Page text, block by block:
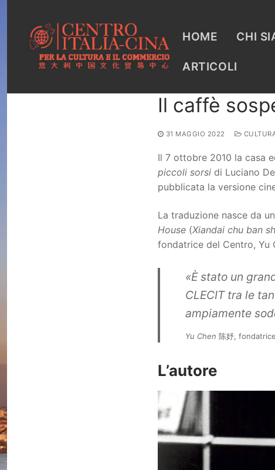
contenuto
HOME CHI
ARTICOLI
Il caffè
31 MAGGIO 2022
Il 7 ottobre 2010 la casa
piccoli sorsidi Luciano
pubblicata la versione
La traduzione nasce da
House(Xiandai chu ban
fondatrice del Centro, Yu
«È stato un
CLECIT tra le
ampiamente
Yu Chen 陈妤,
L’autore